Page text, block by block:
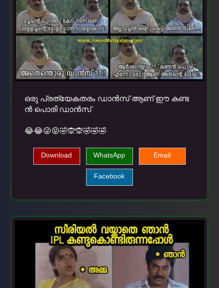
ഒരു പ്രത്യേകതരം ഡാന്‍സ് ആണ് ഈ കണ്ട
ന്‍ പൊരി ഡാന്‍സ്
😂😂😜😝🤣🙊🙊🤣🤣🤣
Download WhatsApp Email
Facebook